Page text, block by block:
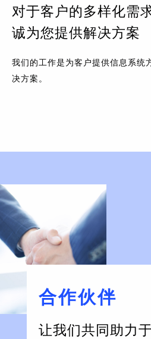
对于客户的多样化需
诚为您提供解决方案
我们的工作是为客户提供信息系统
决方案。
合作伙伴
让我们共同助力